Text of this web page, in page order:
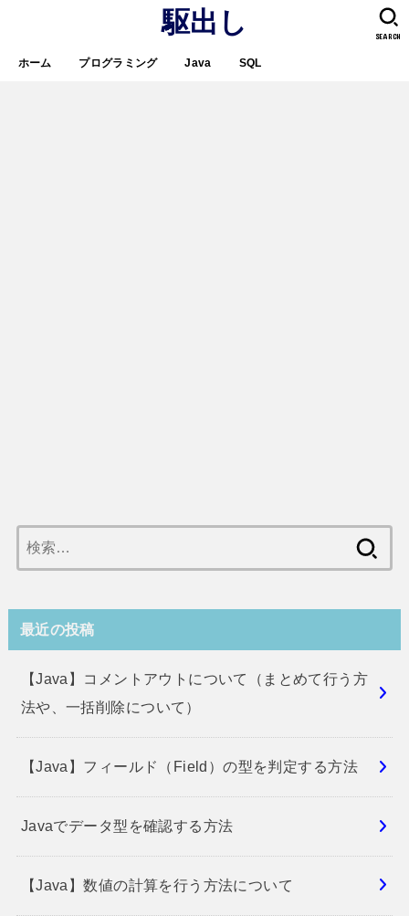
駆出し
ホーム プログラミング Java SQL
SEARCH
索:
最近の投稿
【Java】コメントアウトについて（まとめて行う方
法や、一括削除について）
【Java】フィールド（Field）の型を判定する方法
Javaでデータ型を確認する方法
【Java】数値の計算を行う方法について